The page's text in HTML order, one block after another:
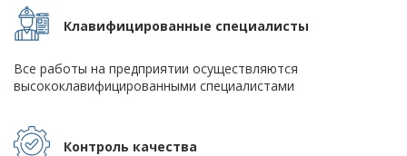
Клавифицированные специалисты
Все работы на предприятии осуществляются
высококлавифицированными специалистами
Контроль качества